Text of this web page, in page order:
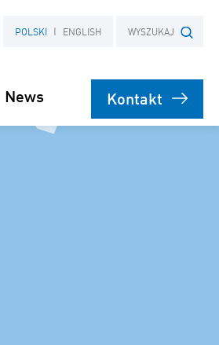
Francja
POLSKI ENGLISH WYSZUKAJ
News Kontakt